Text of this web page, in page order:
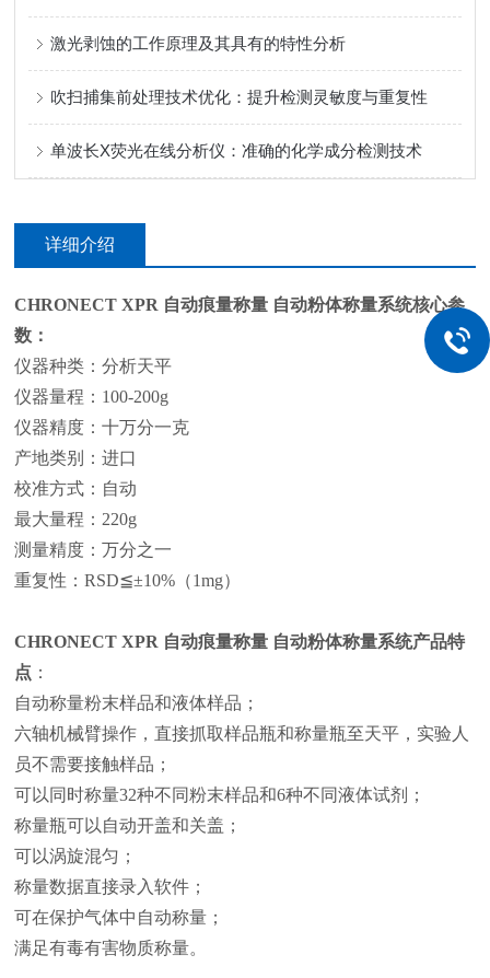
激光剥蚀的工作原理及其具有的特性分析
吹扫捕集前处理技术优化：提升检测灵敏度与重复性
单波长X荧光在线分析仪：准确的化学成分检测技术
详细介绍
CHRONECT XPR 自动痕量称量 自动粉体称量系统核心参
数：
仪器种类：分析天平
仪器量程：100-200g
仪器精度：十万分一克
产地类别：进口
校准方式：自动
最大量程：220g
测量精度：万分之一
重复性：RSD≦±10%（1mg）
CHRONECT XPR 自动痕量称量 自动粉体称量系统产品特
点 ：
自动称量粉末样品和液体样品；
六轴机械臂操作，直接抓取样品瓶和称量瓶至天平，实验人
员不需要接触样品；
可以同时称量32种不同粉末样品和6种不同液体试剂；
称量瓶可以自动开盖和关盖；
可以涡旋混匀；
称量数据直接录入软件；
可在保护气体中自动称量；
满足有毒有害物质称量。